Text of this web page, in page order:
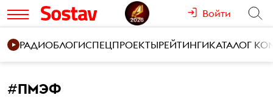
Войти
РАДИОБЛОГИСПЕЦПРОЕКТЫРЕЙТИНГИКАТАЛОГ
#ПМЭФ